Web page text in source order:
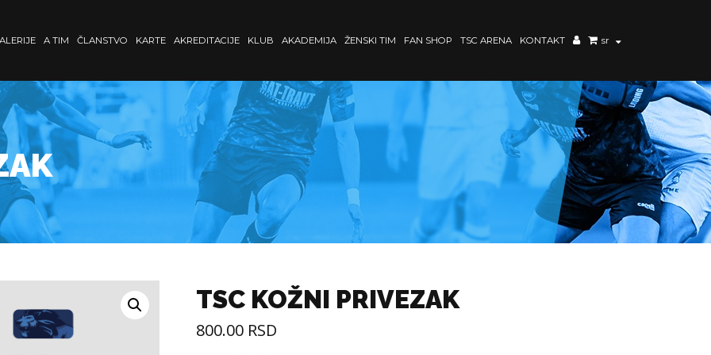
A TIM ČLANSTVO KARTE AKREDITACIJE KLUB AKADEMIJA ŽENSKI TIM FAN SHOP TSC ARENA KONTAKT sr
TSC KOŽNI PRIVEZAK
800.00 RSD